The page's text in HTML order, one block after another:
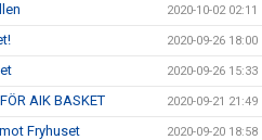
2020-10-02 02:11
2020-09-26 18:00
2020-09-26 15:33
AIK BASKET 2020-09-21 21:49
Fryhuset 2020-09-20 18:58